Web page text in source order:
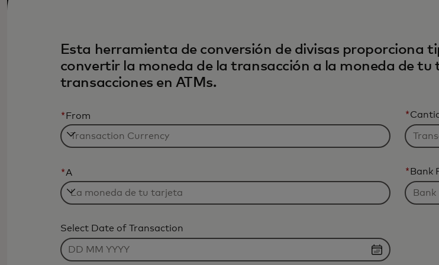
Esta herramienta de conversión de divisas proporciona
convertir la moneda de la transacción a la moneda de
transacciones en ATMs.
*From *
*A *Bank
Select Date of Transaction